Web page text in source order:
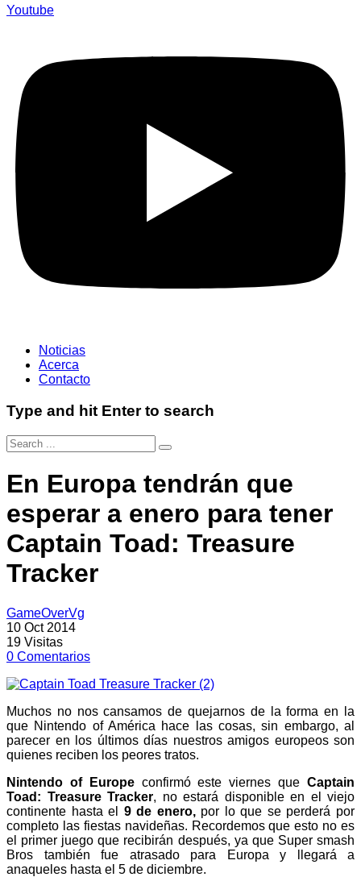
Youtube
Noticias
Acerca
Contacto
Type and hit Enter to search
En Europa tendrán que
esperar a enero para tener
Captain Toad: Treasure
Tracker
GameOverVg
10 Oct 2014
19 Visitas
0 Comentarios
Muchos no nos cansamos de quejarnos de la forma en la
que Nintendo of América hace las cosas, sin embargo, al
parecer en los últimos días nuestros amigos europeos son
quienes reciben los peores tratos.
Nintendo of Europeconfirmó este viernes queCaptain
Toad: Treasure Tracker, no estará disponible en el viejo
continente hasta el 9 de enero,por lo que se perderá por
completo las fiestas navideñas. Recordemos que esto no es
el primer juego que recibirán después, ya que Super smash
Bros también fue atrasado para Europa y llegará a
anaqueles hasta el 5 de diciembre.